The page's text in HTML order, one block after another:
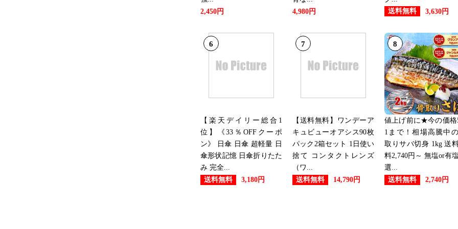
2,450円
4,980円
送料無料
3,630円
6
【楽天デイリー総合1
位】《33％OFFクーポ
ン》 日傘 日傘 超軽量 日
傘形状記憶 日傘折りたた
み 完全...
送料無料
3,180円
7
【送料無料】ワンデーア
キュビューオアシス90枚
パック2箱セット 1日使い
捨て コンタクトレンズ
（ワ...
送料無料
14,790円
8
値上げ前に★今の価格
1まで！相場高騰中
取りサバ切身 1kg 送
料2,740円～ 無塩or有
選...
送料無料
2,740円